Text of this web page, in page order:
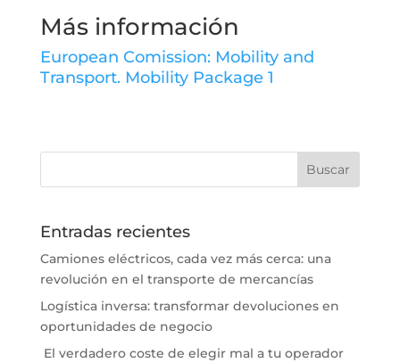
Más información
European Comission: Mobility and
Transport. Mobility Package 1
Entradas recientes
Camiones eléctricos, cada vez más cerca: una
revolución en el transporte de mercancías
Logística inversa: transformar devoluciones en
oportunidades de negocio
El verdadero coste de elegir mal a tu operador